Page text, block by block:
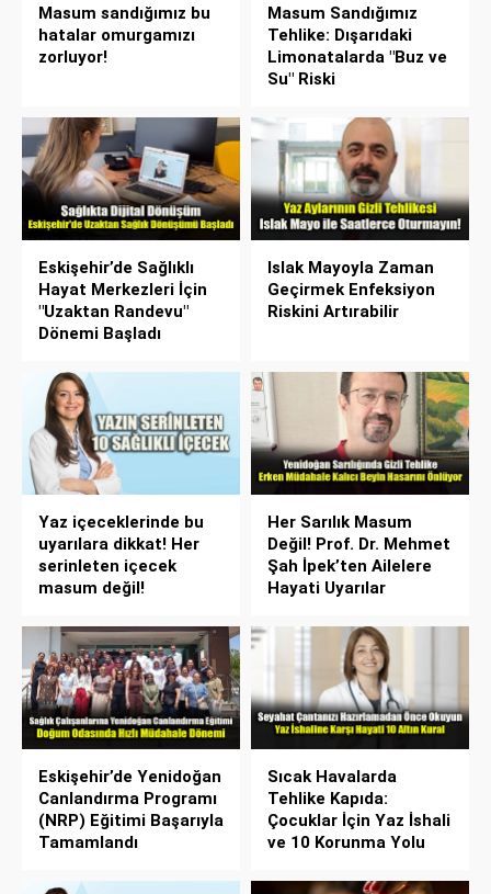
Masum sandığımız bu
hatalar omurgamızı
zorluyor!
Masum Sandığımız
Tehlike: Dışarıdaki
Limonatalarda "Buz ve
Su" Riski
Eskişehir’de Sağlıklı
Hayat Merkezleri İçin
"Uzaktan Randevu"
Dönemi Başladı
Islak Mayoyla Zaman
Geçirmek Enfeksiyon
Riskini Artırabilir
Yaz içeceklerinde bu
uyarılara dikkat! Her
serinleten içecek
masum değil!
Her Sarılık Masum
Değil! Prof. Dr. Mehmet
Şah İpek’ten Ailelere
Hayati Uyarılar
Eskişehir’de Yenidoğan
Canlandırma Programı
(NRP) Eğitimi Başarıyla
Tamamlandı
Sıcak Havalarda
Tehlike Kapıda:
Çocuklar İçin Yaz İshali
ve 10 Korunma Yolu